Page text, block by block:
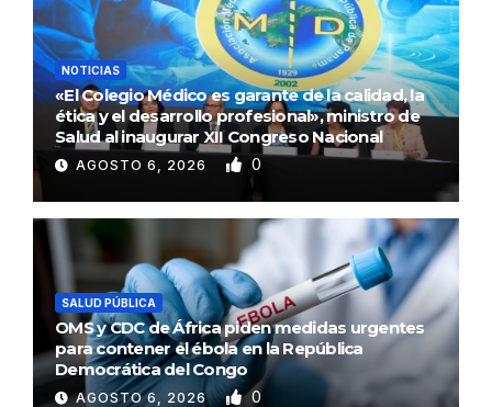
NOTICIAS
«El Colegio Médico es garante de la calidad, la
ética y el desarrollo profesional», ministro de
Salud al inaugurar XII Congreso Nacional
AGOSTO 6, 2026 0
SALUD PÚBLICA
OMS y CDC de África piden medidas urgentes
para contener el ébola en la República
Democrática del Congo
AGOSTO 6, 2026 0